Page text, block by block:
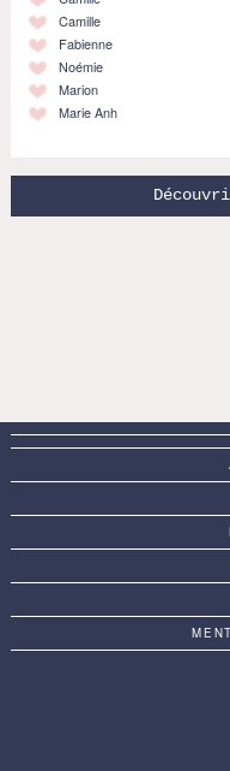
Camille
Fabienne
Noémie
Marion
Marie Anh